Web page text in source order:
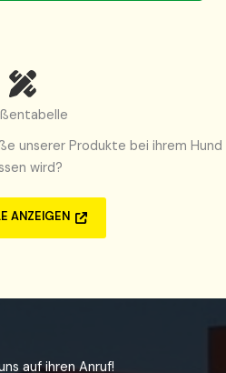
unserer Produkte bei ihrem Hund
wird?
ANZEIGEN
auf ihren Anruf!